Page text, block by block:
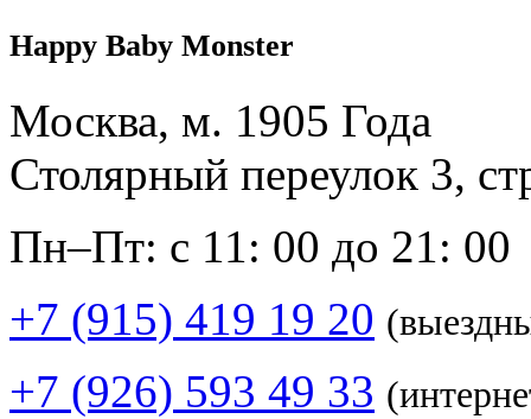
Happy Baby Monster
Москва, м. 1905 Года
Столярный переулок 3,
Пн–Пт: с 11: 00 до 21: 00
+7 (915) 419 19 20
+7 (926) 593 49 33